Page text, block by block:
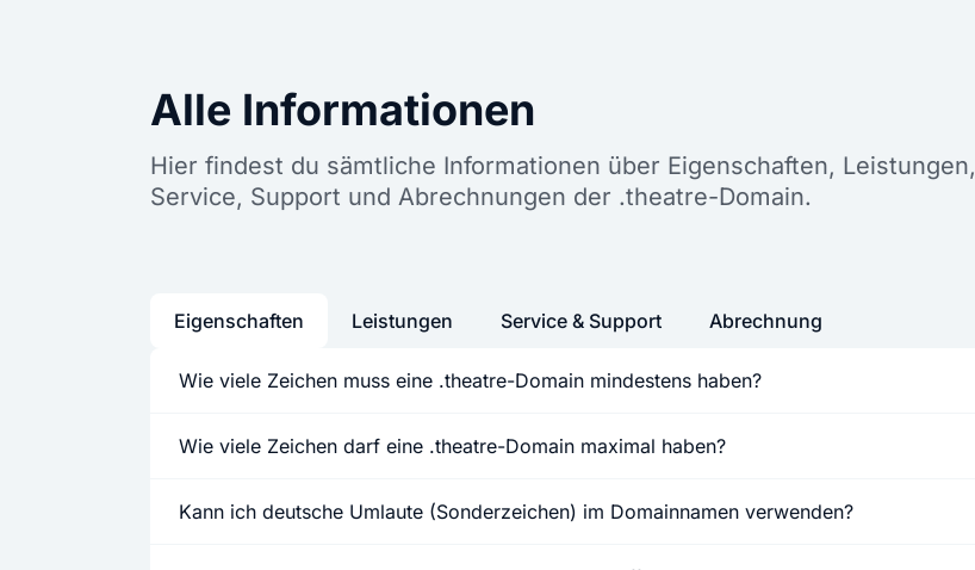
Alle Informationen
Hier findest du sämtliche Informationen über Eigenschaften, Leistungen,
Service, Support und Abrechnungen der .theatre-Domain.
Eigenschaften
Wie viele Zeichen muss eine .theatre-Domain mindestens haben?
Wie viele Zeichen darf eine .theatre-Domain maximal haben?
Kann ich deutsche Umlaute (Sonderzeichen) im Domainnamen verwenden?
Leistungen Service & Support Abrechnung